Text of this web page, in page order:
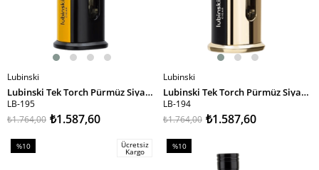
SEPETE EKLE
Lubinski
Lubinski Tek Torch Pürmüz Siyah Sarı Metal Masa Tipi Puro Çakmağı LB-195
LB-195
₺1.587,60
₺1.764,00
SEPETE EKLE
Lubinski
Lubinski Tek Torch Pürmüz Siyah Gold Metal Masa Tipi Puro Çakmağı LB-194
LB-194
₺1.587,60
₺1.764,00
%10
Ücretsiz
Kargo
%10